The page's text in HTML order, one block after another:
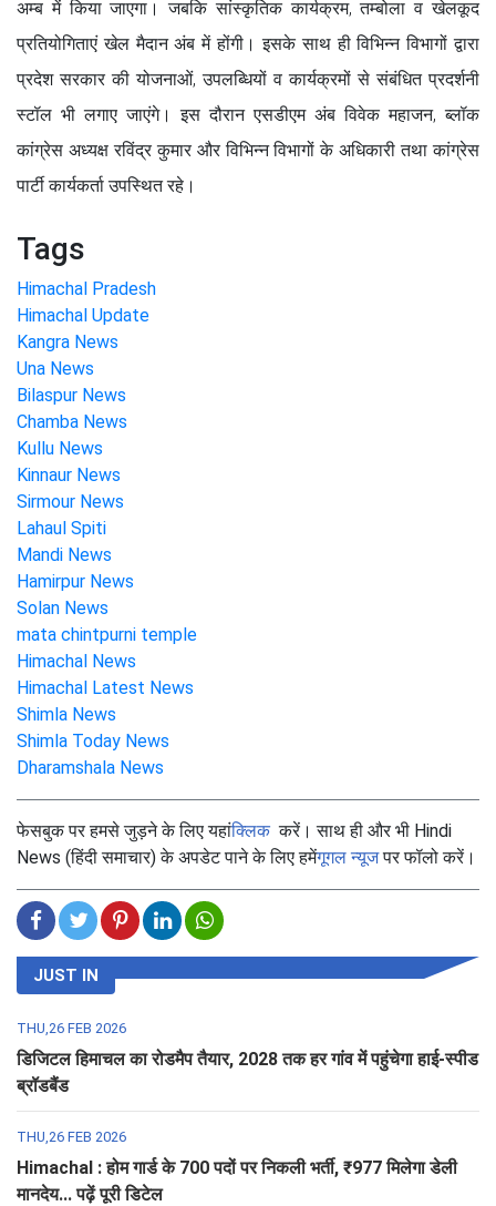
अम्ब में किया जाएगा। जबकि सांस्कृतिक कार्यक्रम, तम्बोला व खेलकूद
प्रतियोगिताएं खेल मैदान अंब में होंगी। इसके साथ ही विभिन्न विभागों द्वारा
प्रदेश सरकार की योजनाओं, उपलब्धियों व कार्यक्रमों से संबंधित प्रदर्शनी
स्टॉल भी लगाए जाएंगे। इस दौरान एसडीएम अंब विवेक महाजन, ब्लॉक
कांग्रेस अध्यक्ष रविंद्र कुमार और विभिन्न विभागों के अधिकारी तथा कांग्रेस
पार्टी कार्यकर्ता उपस्थित रहे।
Tags
Himachal Pradesh
Himachal Update
Kangra News
Una News
Bilaspur News
Chamba News
Kullu News
Kinnaur News
Sirmour News
Lahaul Spiti
Mandi News
Hamirpur News
Solan News
mata chintpurni temple
Himachal News
Himachal Latest News
Shimla News
Shimla Today News
Dharamshala News
फेसबुक पर हमसे जुड़ने के लिए यहांक्लिककरें। साथ ही और भी Hindi
News (हिंदी समाचार) के अपडेट पाने के लिए हमेंगूगल न्यूजपर फॉलो करें।
JUST IN
THU,26 FEB 2026
डिजिटल हिमाचल का रोडमैप तैयार, 2028 तक हर गांव में पहुंचेगा हाई-स्पीड
ब्रॉडबैंड
THU,26 FEB 2026
Himachal : होम गार्ड के 700 पदों पर निकली भर्ती, ₹977 मिलेगा डेली
मानदेय... पढ़ें पूरी डिटेल